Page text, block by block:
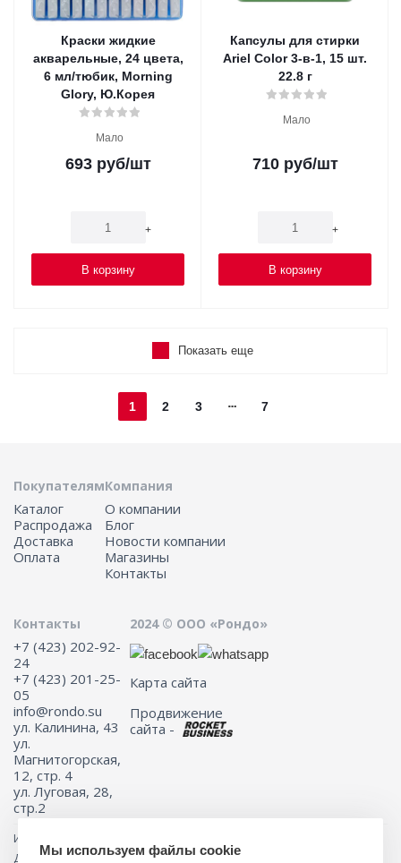
Краски жидкие
акварельные, 24 цвета,
6 мл/тюбик, Morning
Glory, Ю.Корея
Мало
693руб/шт
+
В корзину
Капсулы для стирки
Ariel Color 3-в-1, 15 шт.
22.8 г
Мало
710руб/шт
+
В корзину
Показать еще
1 2 3 7
Покупателям
Каталог
Распродажа
Доставка
Оплата
Компания
О компании
Блог
Новости компании
Магазины
Контакты
Контакты
+7 (423) 202-92-
24
+7 (423) 201-25-
05
info@rondo.su
ул. Калинина, 43
ул.
Магнитогорская,
12, стр. 4
ул. Луговая, 28,
стр.2
2024 © ООО «Рондо»
Карта сайта
Продвижение
сайта -
Информация на сайте не является публичной офертой.
Для получения подробной информации о наличии и стоимости
Мы используем файлы cookie